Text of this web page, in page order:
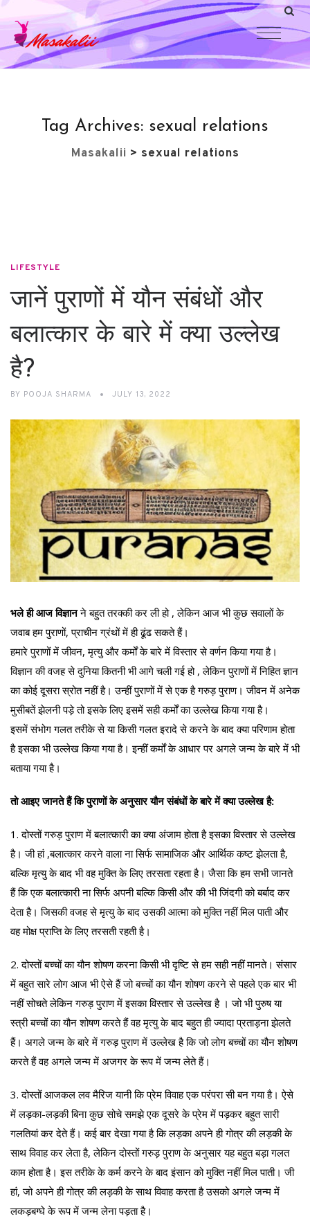
Tag Archives: sexual relations
Masakalii > sexual relations
LIFESTYLE
जानें पुराणों में यौन संबंधों और
बलात्कार के बारे में क्या उल्लेख
है?
BY POOJA SHARMA JULY 13, 2022
भले ही आज विज्ञानने बहुत तरक्की कर ली हो , लेकिन आज भी कुछ सवालों के
जवाब हम पुराणों, प्राचीन ग्रंथों में ही ढूंढ सकते हैं।
हमारे पुराणों में जीवन, मृत्यु और कर्मों के बारे में विस्तार से वर्णन किया गया है।
विज्ञान की वजह से दुनिया कितनी भी आगे चली गई हो , लेकिन पुराणों में निहित ज्ञान
का कोई दूसरा स्रोत नहीं है। उन्हीं पुराणों में से एक है गरुड़ पुराण। जीवन में अनेक
मुसीबतें झेलनी पड़े तो इसके लिए इसमें सही कर्मों का उल्लेख किया गया है।
इसमें संभोग गलत तरीके से या किसी गलत इरादे से करने के बाद क्या परिणाम होता
है इसका भी उल्लेख किया गया है। इन्हीं कर्मों के आधार पर अगले जन्म के बारे में भी
बताया गया है।
तो आइए जानते हैं कि पुराणों के अनुसार यौन संबंधों के बारे में क्या उल्लेख है:
1. दोस्तों गरुड़ पुराण में बलात्कारी का क्या अंजाम होता है इसका विस्तार से उल्लेख
है। जी हां ,बलात्कार करने वाला ना सिर्फ सामाजिक और आर्थिक कष्ट झेलता है,
बल्कि मृत्यु के बाद भी वह मुक्ति के लिए तरसता रहता है। जैसा कि हम सभी जानते
हैं कि एक बलात्कारी ना सिर्फ अपनी बल्कि किसी और की भी जिंदगी को बर्बाद कर
देता है। जिसकी वजह से मृत्यु के बाद उसकी आत्मा को मुक्ति नहीं मिल पाती और
वह मोक्ष प्राप्ति के लिए तरसती रहती है।
2. दोस्तों बच्चों का यौन शोषण करना किसी भी दृष्टि से हम सही नहीं मानते। संसार
में बहुत सारे लोग आज भी ऐसे हैं जो बच्चों का यौन शोषण करने से पहले एक बार भी
नहीं सोचते लेकिन गरुड़ पुराण में इसका विस्तार से उल्लेख है । जो भी पुरुष या
स्त्री बच्चों का यौन शोषण करते हैं वह मृत्यु के बाद बहुत ही ज्यादा प्रताड़ना झेलते
हैं। अगले जन्म के बारे में गरुड़ पुराण में उल्लेख है कि जो लोग बच्चों का यौन शोषण
करते हैं वह अगले जन्म में अजगर के रूप में जन्म लेते हैं।
3. दोस्तों आजकल लव मैरिज यानी कि प्रेम विवाह एक परंपरा सी बन गया है। ऐसे
में लड़का-लड़की बिना कुछ सोचे समझे एक दूसरे के प्रेम में पड़कर बहुत सारी
गलतियां कर देते हैं। कई बार देखा गया है कि लड़का अपने ही गोत्र की लड़की के
साथ विवाह कर लेता है, लेकिन दोस्तों गरुड़ पुराण के अनुसार यह बहुत बड़ा गलत
काम होता है। इस तरीके के कर्म करने के बाद इंसान को मुक्ति नहीं मिल पाती। जी
हां, जो अपने ही गोत्र की लड़की के साथ विवाह करता है उसको अगले जन्म में
लकड़बग्घे के रूप में जन्म लेना पड़ता है।